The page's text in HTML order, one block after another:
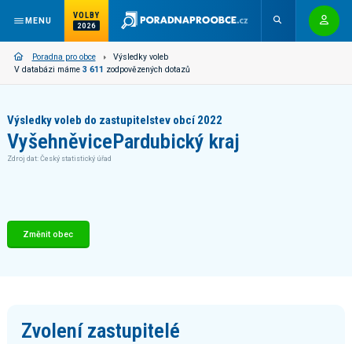
MENU
VOLBY
2026
Poradna pro obce
Výsledky voleb
V databázi máme 3 611 zodpovězených dotazů
Výsledky voleb do zastupitelstev obcí 2022
VyšehněvicePardubický kraj
Zdroj dat: Český statistický úřad
Změnit obec
Zvolení zastupitelé